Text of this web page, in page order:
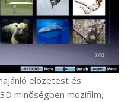
előzetest és
minőségben mozifilm,